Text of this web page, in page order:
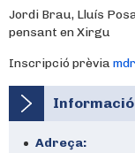
Jordi Brau, Lluís
pensant en Xirgu
Inscripció prèvia
Adreça: